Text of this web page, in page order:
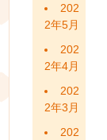
202
2年5月
202
2年4月
202
2年3月
202